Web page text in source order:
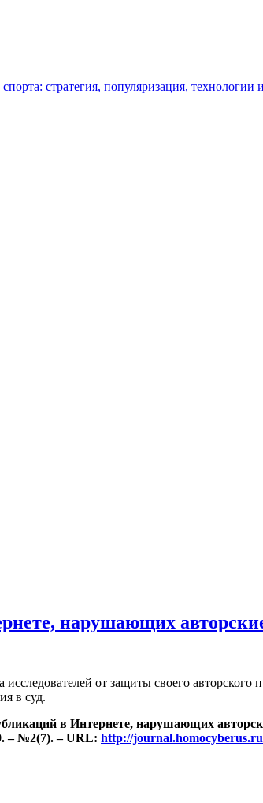
стратегия, популяризация, технологии
нарушающих
от защиты своего авторского
в суд.
в Интернете, нарушающих
– №2(7). – URL: http://